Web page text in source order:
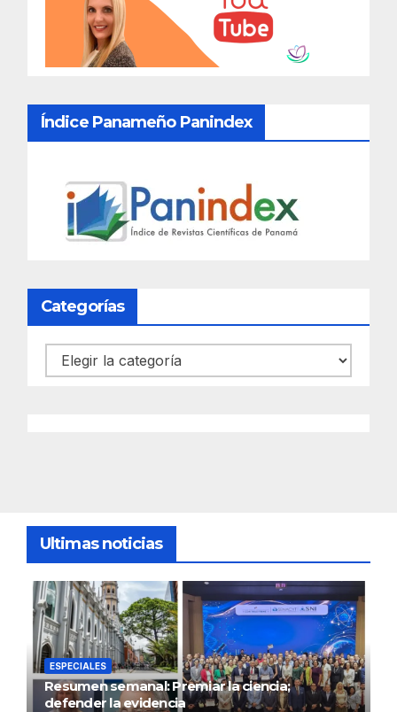
Índice Panameño Panindex
Categorías
Categorías
Ultimas noticias
ESPECIALES
Resumen semanal: Premiar la ciencia;
defender la evidencia